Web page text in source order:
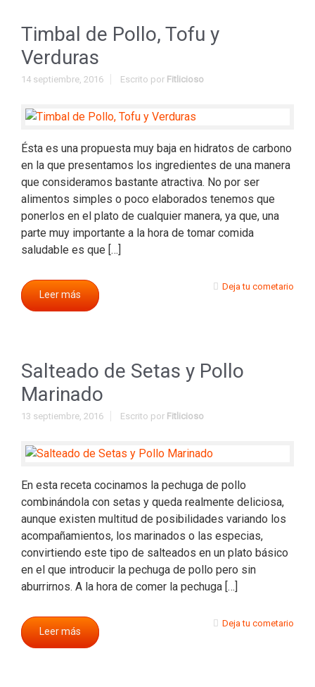
Timbal de Pollo, Tofu y
Verduras
14 septiembre, 2016 Escrito por Fitlicioso
Ésta es una propuesta muy baja en hidratos de carbono
en la que presentamos los ingredientes de una manera
que consideramos bastante atractiva. No por ser
alimentos simples o poco elaborados tenemos que
ponerlos en el plato de cualquier manera, ya que, una
parte muy importante a la hora de tomar comida
saludable es que […]
Leer más
Deja tu cometario
Salteado de Setas y Pollo
Marinado
13 septiembre, 2016 Escrito por Fitlicioso
En esta receta cocinamos la pechuga de pollo
combinándola con setas y queda realmente deliciosa,
aunque existen multitud de posibilidades variando los
acompañamientos, los marinados o las especias,
convirtiendo este tipo de salteados en un plato básico
en el que introducir la pechuga de pollo pero sin
aburrirnos. A la hora de comer la pechuga […]
Leer más
Deja tu cometario